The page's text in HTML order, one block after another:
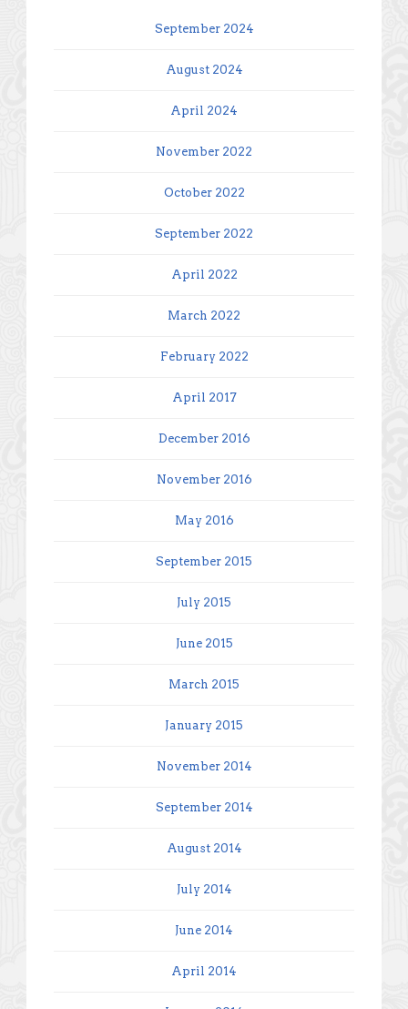
September 2024
August 2024
April 2024
November 2022
October 2022
September 2022
April 2022
March 2022
February 2022
April 2017
December 2016
November 2016
May 2016
September 2015
July 2015
June 2015
March 2015
January 2015
November 2014
September 2014
August 2014
July 2014
June 2014
April 2014